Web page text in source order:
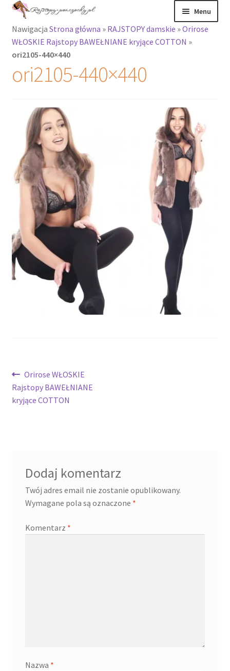
Przejdź
nawigacji
Przejdź
treści
Menu
Rajstopy
Rozwiń
menu
potomne
Podkolanówki i
skarpetki
Wszystkie
produkty
Recenzje
Rozwiń
menu
potomne
Nawigacja Strona główna » RAJSTOPY damskie »Orirose
WŁOSKIE Rajstopy BAWEŁNIANE kryjące COTTON »
ori2105-440×440
ori2105-440×440
Nawigacja
wpisu
Poprzedni
wpis:
Orirose WŁOSKIE
Rajstopy BAWEŁNIANE
kryjące COTTON
Dodaj komentarz
Twój adres email nie zostanie opublikowany.
Wymagane pola są oznaczone *
Komentarz *
Nazwa *